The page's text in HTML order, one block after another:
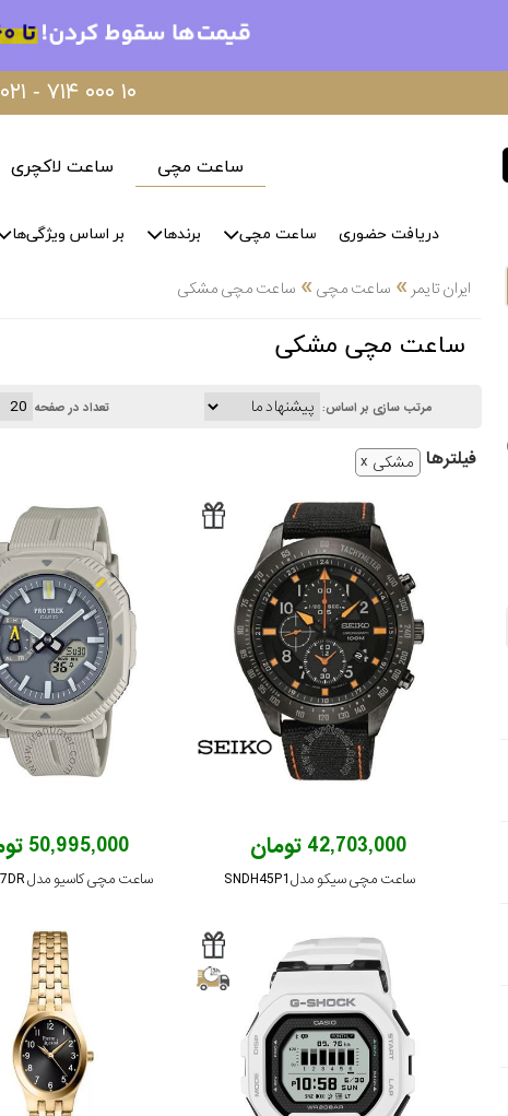
۰۲۱ - ۷۱۴ ۰۰۰ ۱۰
ساعت مچی ساعت لاکچری
دریافت حضوری ساعت مچی برندها بر اساس ویژگی‌ها
ایران تایمر » ساعت مچی» ساعت مچی مشکی
ساعت مچی مشکی
مرتب سازی بر اساس: تعداد در صفحه
فیلتر‌ها مشکی
42,703,000 تومان
ساعت مچی سیکو مدل SNDH45P1
50,995,000 تومان
ساعت مچی کاسیو مدل PRJ-B001-7DR